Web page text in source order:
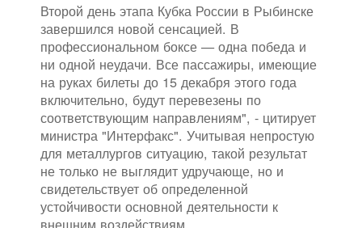
Второй день этапа Кубка России в Рыбинске
завершился новой сенсацией. В
профессиональном боксе — одна победа и
ни одной неудачи. Все пассажиры, имеющие
на руках билеты до 15 декабря этого года
включительно, будут перевезены по
соответствующим направлениям", - цитирует
министра "Интерфакс". Учитывая непростую
для металлургов ситуацию, такой результат
не только не выглядит удручающе, но и
свидетельствует об определенной
устойчивости основной деятельности к
внешним воздействиям.